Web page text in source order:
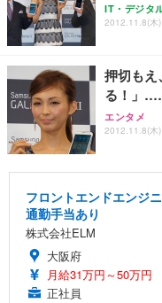
IT・デジタ
2012.11.8(木
押切もえ
る！」
エンタメ
2012.11.8(木
フロントエンドエンジ
通勤手当あり
株式会社ELM
大阪府
月給31万円～50万円
正社員